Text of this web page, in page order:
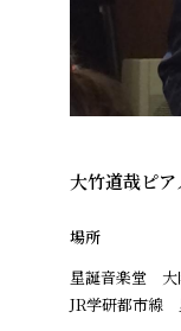
大竹道哉ピア
場所
星誕音楽堂 大
JR学研都市線